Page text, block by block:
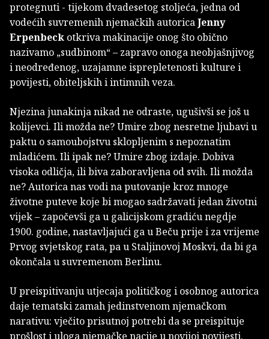
protegnuti - tijekom dvadesetog stoljeća, jedna od
vodećih suvremenih njemačkih autoricaJenny
Erpenbeck otkriva makinacije onog što obično
nazivamo „sudbinom“ – zapravo onoga neobjašnjivog
i neodređenog, uzajamne isprepletenosti kulture i
povijesti, obiteljskih i intimnih veza.
Njezina junakinja nikad ne odraste, ugušivši se još u
kolijevci. Ili možda ne? Umire zbog nesretne ljubavi u
paktu o samoubojstvu sklopljenim s nepoznatim
mladićem. Ili ipak ne? Umire zbog izdaje. Dobiva
visoka odličja, ili biva zaboravljena od svih. Ili možda
ne? Autorica nas vodi na putovanje kroz mnoge
životne puteve koje bi mogao sadržavati jedan životni
vijek – započevši ga u galicijskom gradiću negdje
1900. godine, nastavljajući ga u Beču prije i za vrijeme
Prvog svjetskog rata, pa u Staljinovoj Moskvi, da bi ga
okončala u suvremenom Berlinu.
U preispitivanju utjecaja političkog i osobnog autorica
daje tematski zamah jedinstvenom njemačkom
narativu: vječito prisutnoj potrebi da se preispituje
prošlost i uloga njemačke nacije u novijoj povijesti.